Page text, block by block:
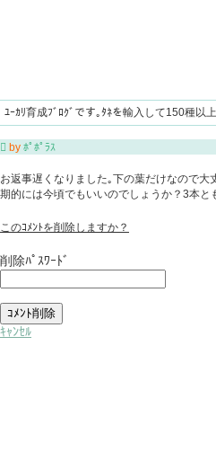
ﾕｰｶﾘ育成ﾌﾞﾛｸﾞです｡ﾀﾈを輸入して150種以
 by ﾎﾟﾎﾟﾗｽ
お返事遅くなりました｡下の葉だけなので大
期的には今頃でもいいのでしょうか？3本と
このｺﾒﾝﾄを削除しますか？
削除ﾊﾟｽﾜｰﾄﾞ
ｷｬﾝｾﾙ